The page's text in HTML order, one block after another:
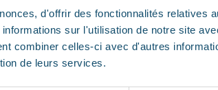
d'offrir des fonctionnalités relatives
sur l'utilisation de notre site
combiner celles-ci avec d'autres
de leurs services.